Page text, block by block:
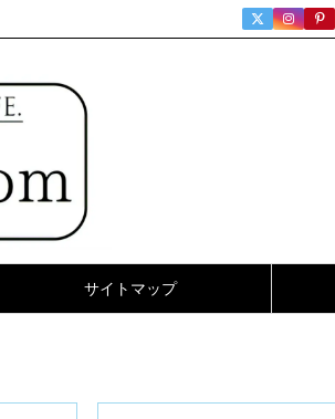
サイトマップ